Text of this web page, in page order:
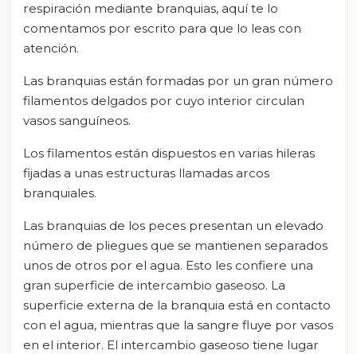
respiración mediante branquias, aquí te lo
comentamos por escrito para que lo leas con
atención.
Las branquias están formadas por un gran número
filamentos delgados por cuyo interior circulan
vasos sanguíneos.
Los filamentos están dispuestos en varias hileras
fijadas a unas estructuras llamadas arcos
branquiales.
Las branquias de los peces presentan un elevado
número de pliegues que se mantienen separados
unos de otros por el agua. Esto les confiere una
gran superficie de intercambio gaseoso. La
superficie externa de la branquia está en contacto
con el agua, mientras que la sangre fluye por vasos
en el interior. El intercambio gaseoso tiene lugar